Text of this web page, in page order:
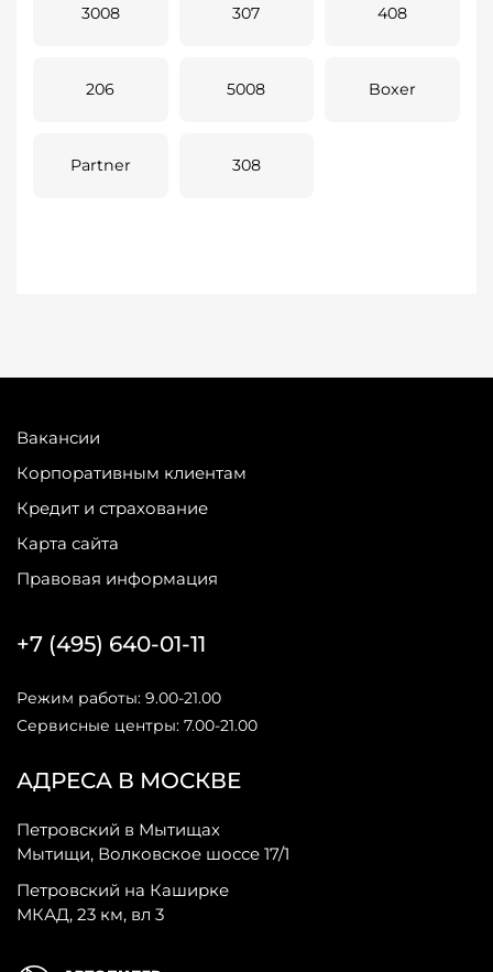
3008 307 408
206 5008 Boxer
Partner 308
Вакансии
Корпоративным клиентам
Кредит и страхование
Карта сайта
Правовая информация
АДРЕСА В МОСКВЕ
Петровский в Мытищах
Мытищи, Волковское шоссе 17/1
Петровский на Каширке
МКАД, 23 км, вл 3
+7 (495) 640-01-11
Режим работы: 9.00-21.00
Сервисные центры: 7.00-21.00